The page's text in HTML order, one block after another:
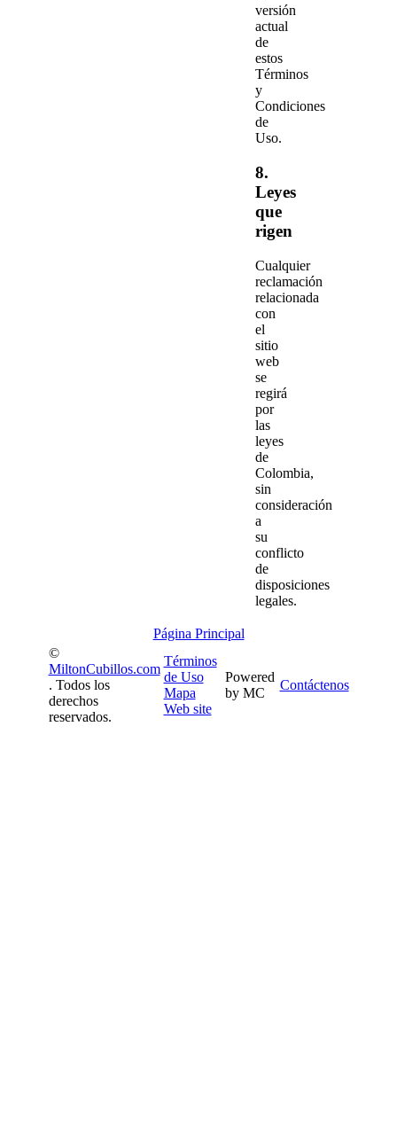
versión
actual
de
estos
Términos
y
Condiciones
de
Uso.
8.
Leyes
que
rigen
Cualquier
reclamación
relacionada
con
el
sitio
web
se
regirá
por
las
leyes
de
Colombia,
sin
consideración
a
su
conflicto
de
disposiciones
legales.
Página Principal
©
MiltonCubillos.com
. Todos los
derechos
reservados.
Términos
de Uso
Mapa
Web site
Powered
by MC
Contáctenos